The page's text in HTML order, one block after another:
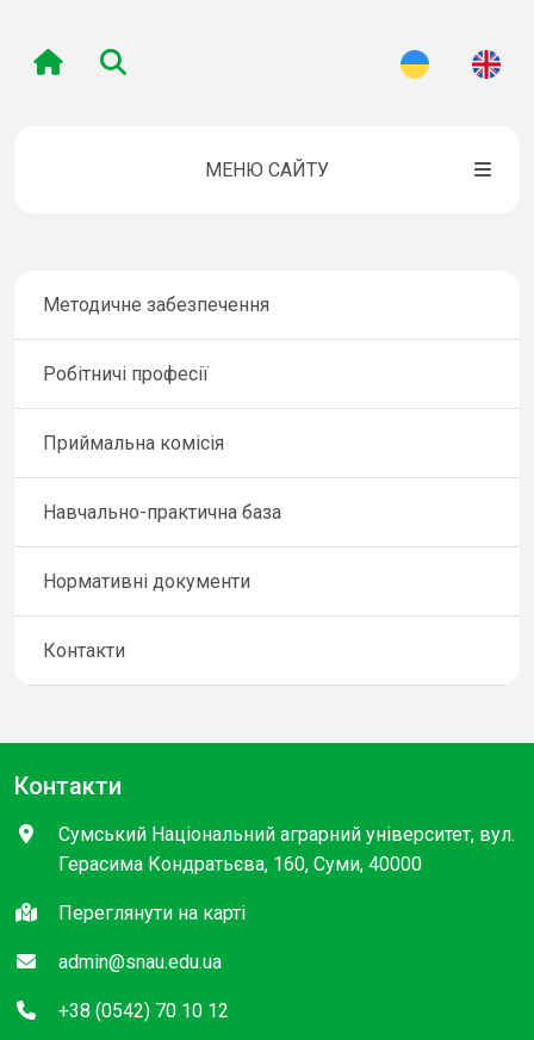
МЕНЮ САЙТУ
Методичне забезпечення
Робітничі професії
Приймальна комісія
Навчально-практична база
Нормативні документи
Контакти
Контакти
Сумський Національний аграрний університет, вул.
Герасима Кондратьєва, 160, Суми, 40000
Переглянути на карті
admin@snau.edu.ua
+38 (0542) 70 10 12